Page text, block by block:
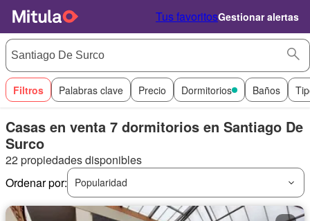
Tus favoritosGestionar alertas
Filtros Palabras clave Precio Dormitorios Baños
Casas en venta 7 dormitorios en Santiago De
Surco
22 propiedades disponibles
Ordenar por:
Popularidad